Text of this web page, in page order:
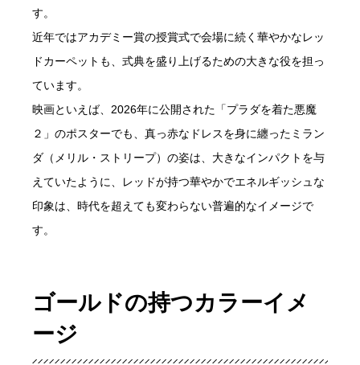
す。
近年ではアカデミー賞の授賞式で会場に続く華やかなレッ
ドカーペットも、式典を盛り上げるための大きな役を担っ
ています。
映画といえば、2026年に公開された「プラダを着た悪魔
２」のポスターでも、真っ赤なドレスを身に纏ったミラン
ダ（メリル・ストリープ）の姿は、大きなインパクトを与
えていたように、レッドが持つ華やかでエネルギッシュな
印象は、時代を超えても変わらない普遍的なイメージで
す。
ゴールドの持つカラーイメ
ージ